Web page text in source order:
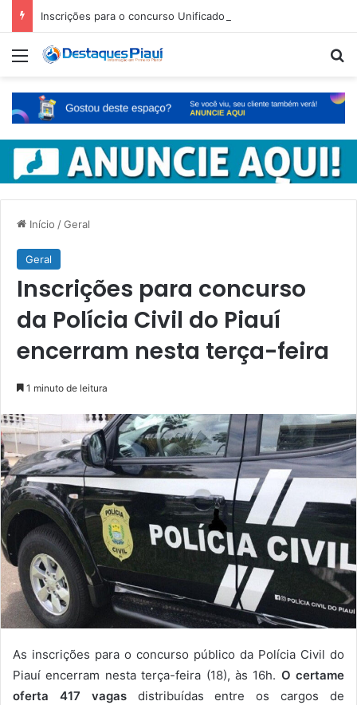
Menu
Início /Geral
Geral
Inscrições para concurso
da Polícia Civil do Piauí
encerram nesta terça-feira
1 minuto de leitura
As inscrições para o concurso público da Polícia Civil do
Piauí encerram nesta terça-feira (18), às 16h. O certame
oferta 417 vagasdistribuídas entre os cargos de